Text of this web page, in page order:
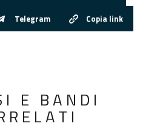
Telegram Copia link
E BANDI